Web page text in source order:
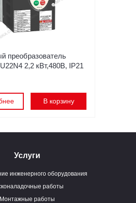
преобразователь
2,2 кВт,480В, IP21
В корзину
Услуги
инженерного оборудования
работы
Монтажные работы